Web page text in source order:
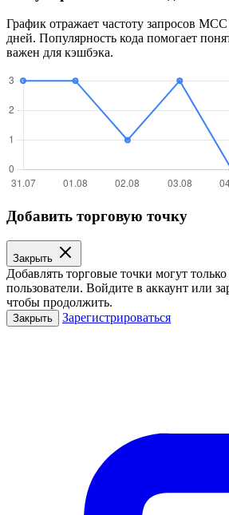
График отражает частоту запросов
дней. Популярность кода помогает
важен для кэшбэка.
Добавить торговую точку
Закрыть
Добавлять торговые точки могут
пользователи. Войдите в аккаунт или
чтобы продолжить.
Закрыть Зарегистрироваться